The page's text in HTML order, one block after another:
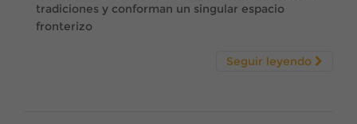
tradiciones y conforman un singular espacio
fronterizo
Seguir leyendo